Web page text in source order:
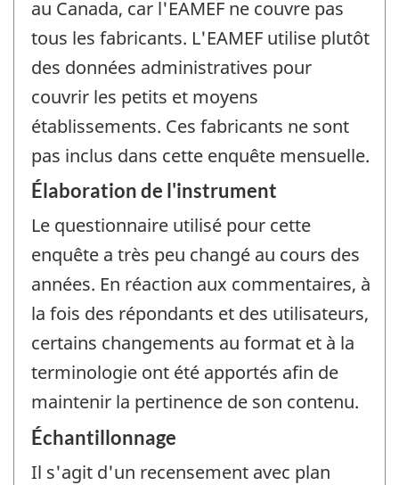
au Canada, car l'EAMEF ne couvre pas
tous les fabricants. L'EAMEF utilise plutôt
des données administratives pour
couvrir les petits et moyens
établissements. Ces fabricants ne sont
pas inclus dans cette enquête mensuelle.
Élaboration de l'instrument
Le questionnaire utilisé pour cette
enquête a très peu changé au cours des
années. En réaction aux commentaires, à
la fois des répondants et des utilisateurs,
certains changements au format et à la
terminologie ont été apportés afin de
maintenir la pertinence de son contenu.
Échantillonnage
Il s'agit d'un recensement avec plan